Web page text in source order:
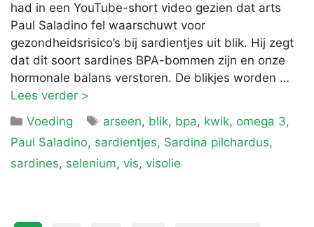
had in een YouTube-short video gezien dat arts
Paul Saladino fel waarschuwt voor
gezondheidsrisico’s bij sardientjes uit blik. Hij zegt
dat dit soort sardines BPA-bommen zijn en onze
hormonale balans verstoren. De blikjes worden …
Lees verder >
Categorieën
Voeding Tags
arseen, blik, bpa, kwik,omega 3,
Paul Saladino, sardientjes, Sardina pilchardus,
sardines, selenium, vis, visolie